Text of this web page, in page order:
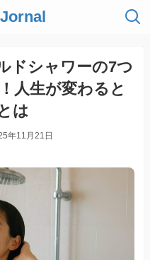
ドシャワーの7つ
人生が変わると
は
年11月21日